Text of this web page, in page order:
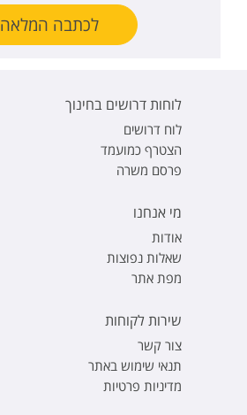
לכתבה המלאה
לוחות דרושים בחינוך
לוח דרושים
הצטרף כמועמד
פרסם משרה
מי אנחנו
אודות
שאלות נפוצות
מפת אתר
שירות לקוחות
צור קשר
תנאי שימוש באתר
מדיניות פרטיות